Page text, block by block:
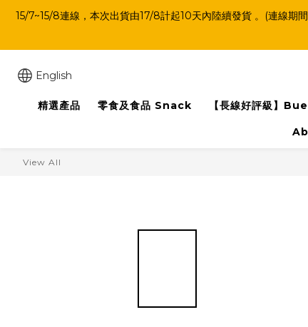
15/7~15/8連線，本次出貨由17/8計起10天內陸續發貨 。(連線期
English
精選產品
零食及食品 Snack 【長線好評級】
View All